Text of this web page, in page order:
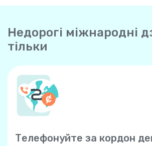
Недорогі міжнародні
тільки
Телефонуйте за кордон